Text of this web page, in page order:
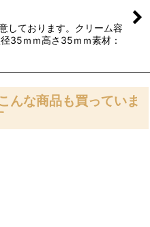
しております。クリーム容
35ｍｍ高さ35ｍｍ素材：
んな商品も買っていま